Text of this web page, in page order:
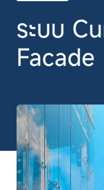
ระบบ
Facade